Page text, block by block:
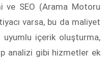
ve SEO (Arama Motoru
varsa, bu da maliyet
uyumlu içerik oluşturma,
analizi gibi hizmetler ek